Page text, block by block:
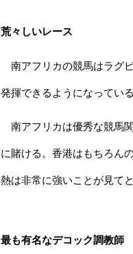
荒々しいレース
南アフリカの競馬はラグ
発揮できるようになっている
南アフリカは優秀な競馬
に賭ける。香港はもちろん
熱は非常に強いことが見て
最も有名なデコック調教師